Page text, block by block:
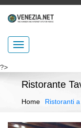
?>
Ristorante
Home Ristoranti